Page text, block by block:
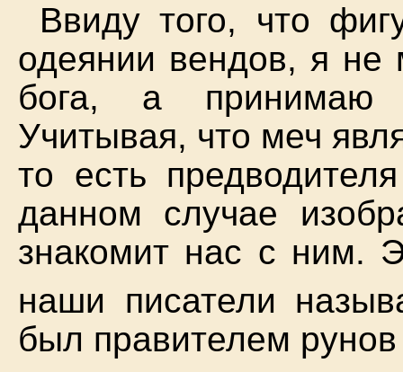
Ввиду того, что
одеянии вендов, я не
бога, а принимаю
Учитывая, что меч
то есть
данном случае
знакомит нас с ним.
наши писатели
был правителем